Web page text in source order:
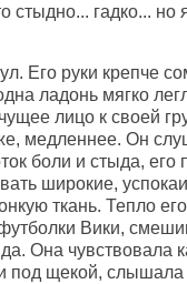
стыдно... гадко... но
Его руки крепче
ладонь мягко
лицо к своей
медленнее. Он
боли и стыда, его
широкие,
ткань. Тепло
Вики,
Она чувствовала
под щекой,